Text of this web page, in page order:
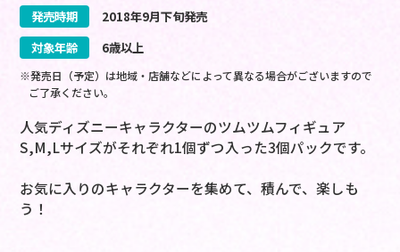
発売時期
2018年9月下旬発売
対象年齢
6歳以上
※発売日（予定）は地域・店舗などによって異なる場合がございますので
ご了承ください。
人気ディズニーキャラクターのツムツムフィギュア
S,M,Lサイズがそれぞれ1個ずつ入った3個パックです。
お気に入りのキャラクターを集めて、積んで、楽しも
う！